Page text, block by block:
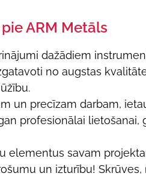
ARM Metāls
dažādiem
no augstas
un precīzam darbam,
profesionālai lietošanai,
elementus savam
un izturību! Skrūves,